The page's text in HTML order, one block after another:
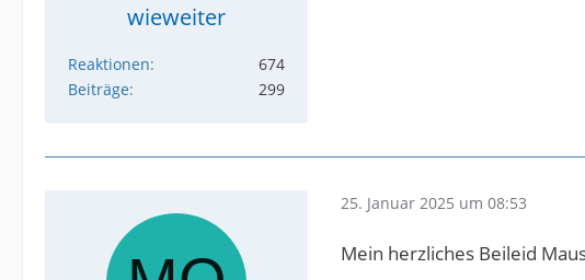
wieweiter
Reaktionen
674
Beiträge
299
25. Januar 2025 um 08:53
Mein herzliches Beileid